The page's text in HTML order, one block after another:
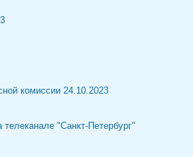
комиссии 24.10.2023
"Санкт-Петербург"